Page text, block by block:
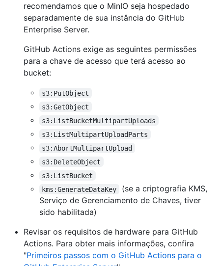
recomendamos que o MinIO seja hospedado
separadamente de sua instância do GitHub
Enterprise Server.
GitHub Actions exige as seguintes permissões
para a chave de acesso que terá acesso ao
bucket:
s3:PutObject
s3:GetObject
s3:ListBucketMultipartUploads
s3:ListMultipartUploadParts
s3:AbortMultipartUpload
s3:DeleteObject
s3:ListBucket
kms:GenerateDataKey
(se a criptografia KMS,
Serviço de Gerenciamento de Chaves, tiver
sido habilitada)
Revisar os requisitos de hardware para GitHub
Actions. Para obter mais informações, confira
"Primeiros passos com o GitHub Actions para o